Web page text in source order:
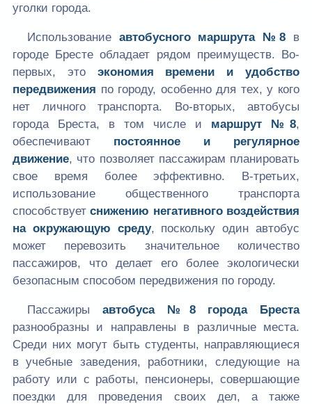
уголки города.
Использование автобусного маршрута №8 в
городе Бресте обладает рядом преимуществ. Во-
первых, это экономия времени и удобство
передвижения по городу, особенно для тех, у кого
нет личного транспорта. Во-вторых, автобусы
города Бреста, в том числе и маршрут №8,
обеспечивают постоянное и регулярное
движение, что позволяет пассажирам планировать
свое время более эффективно. В-третьих,
использование общественного транспорта
способствуетснижению негативного воздействия
на окружающую среду, поскольку один автобус
может перевозить значительное количество
пассажиров, что делает его более экологически
безопасным способом передвижения по городу.
Пассажиры автобуса №8 города Бреста
разнообразны и направлены в различные места.
Среди них могут быть студенты, направляющиеся
в учебные заведения, работники, следующие на
работу или с работы, пенсионеры, совершающие
поездки для проведения своих дел, а также